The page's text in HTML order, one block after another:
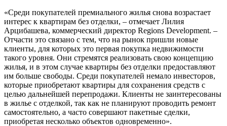
«Среди покупателей премиального жилья снова возрастает
интерес к квартирам без отделки, – отмечает Лилия
Арцибашева, коммерческий директор Regions Development. –
Отчасти это связано с тем, что на рынок пришли новые
клиенты, для которых это первая покупка недвижимости
такого уровня. Они стремятся реализовать свою концепцию
жилья, и в этом случае квартиры без отделки предоставляют
им больше свободы. Среди покупателей немало инвесторов,
которые приобретают квартиры для сохранения средств с
целью дальнейшей перепродажи. Клиенты не заинтересованы
в жилье с отделкой, так как не планируют проводить ремонт
самостоятельно, а часто совершают пакетные сделки,
приобретая несколько объектов одновременно».